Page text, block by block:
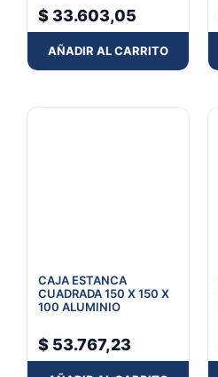
$ 33.603,05
AÑADIR AL CARRITO
CAJA ESTANCA
CUADRADA 150 X 150 X
100 ALUMINIO
$ 53.767,23